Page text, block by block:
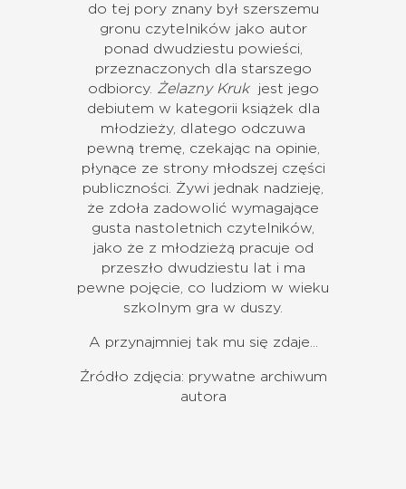
do tej pory znany był szerszemu
gronu czytelników jako autor
ponad dwudziestu powieści,
przeznaczonych dla starszego
odbiorcy. Żelazny Krukjest jego
debiutem w kategorii książek dla
młodzieży, dlatego odczuwa
pewną tremę, czekając na opinie,
płynące ze strony młodszej części
publiczności. Żywi jednak nadzieję,
że zdoła zadowolić wymagające
gusta nastoletnich czytelników,
jako że z młodzieżą pracuje od
przeszło dwudziestu lat i ma
pewne pojęcie, co ludziom w wieku
szkolnym gra w duszy.
A przynajmniej tak mu się zdaje...
Źródło zdjęcia: prywatne archiwum
autora